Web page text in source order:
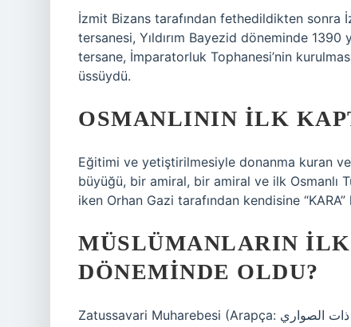
İzmit Bizans tarafından fethedildikten sonra
tersanesi, Yıldırım Bayezid döneminde 1390
tersane, İmparatorluk Tophanesi’nin
üssüydü.
OSMANLININ ILK
Eğitimi ve yetiştirilmesiyle donanma kuran
büyüğü, bir amiral, bir amiral ve ilk Osmanlı
iken Orhan Gazi tarafından kendisine “KARA”
MÜSLÜMANLARIN
DÖNEMINDE OLDU?
Zatussavari Muharebesi (Arapça: معركة ذات الصواري) veya Fenike Muharebesi, Abdullah bin Sa’d